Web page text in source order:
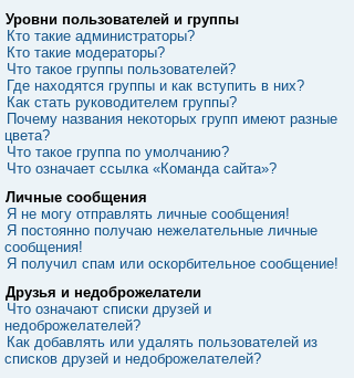
Уровни пользователей и группы
Кто такие администраторы?
Кто такие модераторы?
Что такое группы пользователей?
Где находятся группы и как вступить в них?
Как стать руководителем группы?
Почему названия некоторых групп имеют разные
цвета?
Что такое группа по умолчанию?
Что означает ссылка «Команда сайта»?
Личные сообщения
Я не могу отправлять личные сообщения!
Я постоянно получаю нежелательные личные
сообщения!
Я получил спам или оскорбительное сообщение!
Друзья и недоброжелатели
Что означают списки друзей и
недоброжелателей?
Как добавлять или удалять пользователей из
списков друзей и недоброжелателей?